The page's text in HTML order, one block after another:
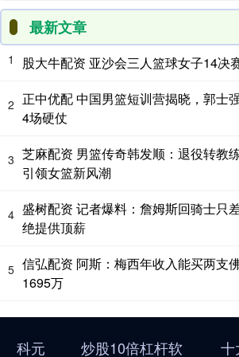
最新文章
1 股大牛配资 亚沙会三人篮球女子14决
2 正中优配 中国男篮短训营揭晓，郭士
4场硬仗
3 芝麻配资 男篮传奇韩发顺：退役转教
引领女篮新风潮
4 盛树配资 记者爆料：詹姆斯回骑士只
绝提供顶薪
5 信弘配资 阿斯：梅西年收入能买两支
1695万
科元 炒股10倍杠杆软 十